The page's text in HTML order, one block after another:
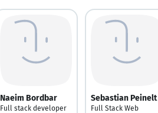
Naeim Bordbar
Full stack developer
Sebastian Peinelt
Full Stack Web